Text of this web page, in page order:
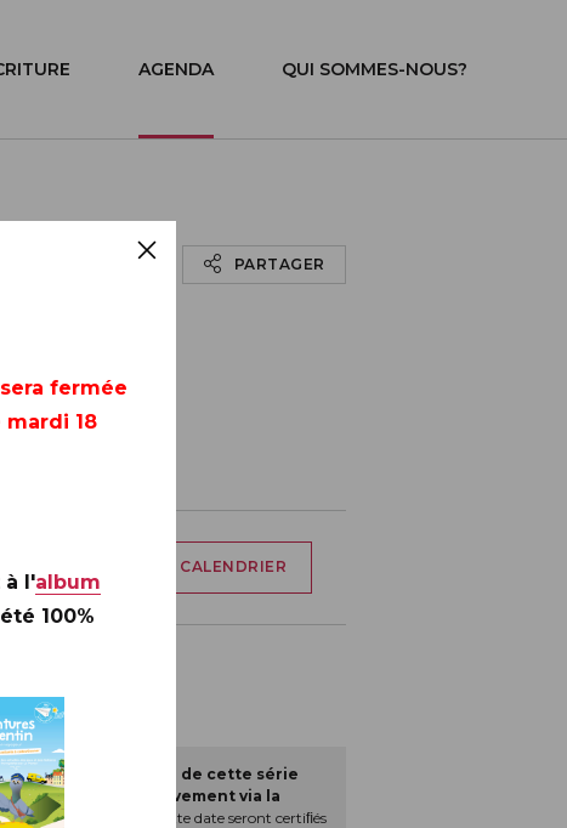
AGENDA QUI SOMMES-NOUS?
PARTAGER
AJOUTER À MON CALENDRIER
Jour » de la vente de cette série
de 9h30, exclusivement via la
Les achats effectués à cette date seront certiﬁés
fermée
mardi 18
à l'album
100%